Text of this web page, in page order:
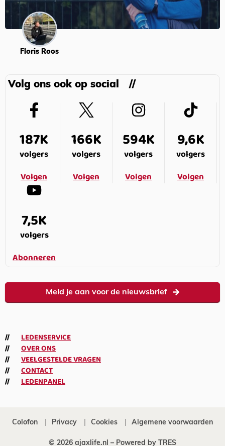
Floris Roos
Volg ons ook op social
187K
volgers
Volgen
166K
volgers
Volgen
594K
volgers
Volgen
9,6K
volgers
Volgen
7,5K
volgers
Abonneren
Meld je aan voor de nieuwsbrief
LEDENSERVICE
OVER ONS
VEELGESTELDE VRAGEN
CONTACT
LEDENPANEL
Colofon Privacy Cookies Algemene voorwaarden
© 2026 ajaxlife.nl – Powered by TRES